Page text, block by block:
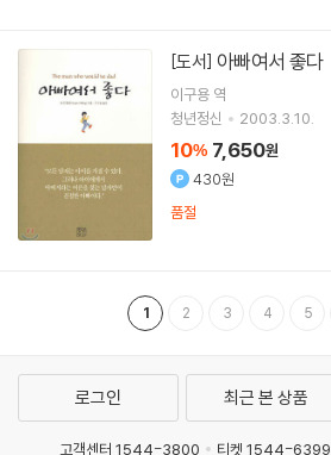
[도서] 아빠여서 좋다
이구용 역
청년정신
2003.3.10.
10% 7,650원
430원
품절
1 2 3 4 5
로그인 최근 본 상품
고객센터 1544-3800 티켓 1544-6399